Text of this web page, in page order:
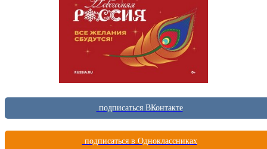
подписаться ВКонтакте
подписаться в Одноклассниках